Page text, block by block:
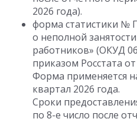
2026 года).
форма статистики №
о неполной
работников» (ОКУД
приказом Росстата
Форма применяется
квартал 2026 года.
Сроки
по 8-е число после